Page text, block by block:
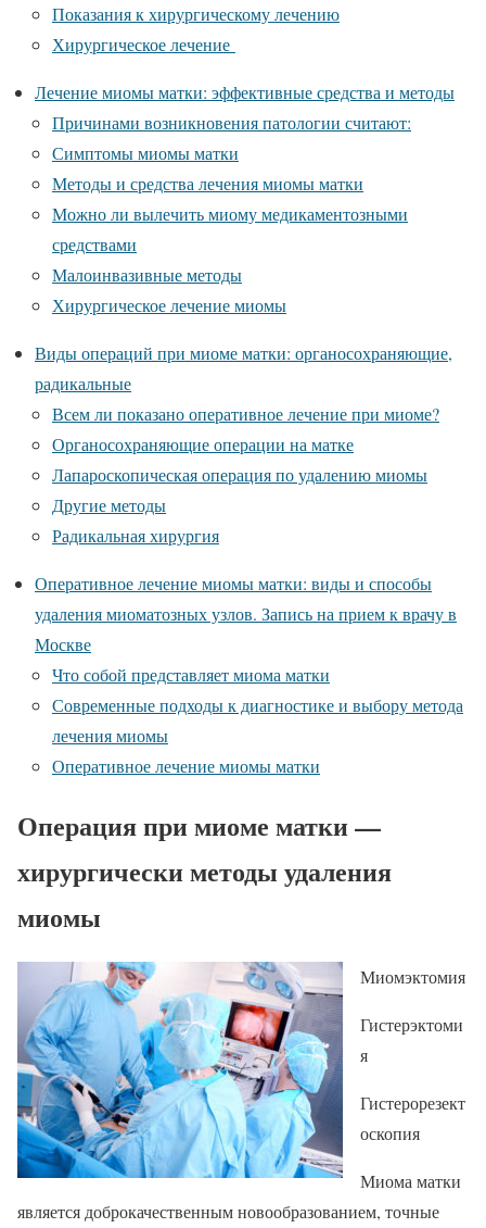
Показания к хирургическому лечению
Хирургическое лечение
Лечение миомы матки: эффективные средства и методы
Причинами возникновения патологии считают:
Симптомы миомы матки
Методы и средства лечения миомы матки
Можно ли вылечить миому медикаментозными
средствами
Малоинвазивные методы
Хирургическое лечение миомы
Виды операций при миоме матки: органосохраняющие,
радикальные
Всем ли показано оперативное лечение при миоме?
Органосохраняющие операции на матке
Лапароскопическая операция по удалению миомы
Другие методы
Радикальная хирургия
Оперативное лечение миомы матки: виды и способы
удаления миоматозных узлов. Запись на прием к врачу в
Москве
Что собой представляет миома матки
Современные подходы к диагностике и выбору метода
лечения миомы
Оперативное лечение миомы матки
Операция при миоме матки —
хирургически методы удаления
миомы
Миомэктомия
Гистерэктоми
я
Гистерорезект
оскопия
Миома матки
является доброкачественным новообразованием, точные